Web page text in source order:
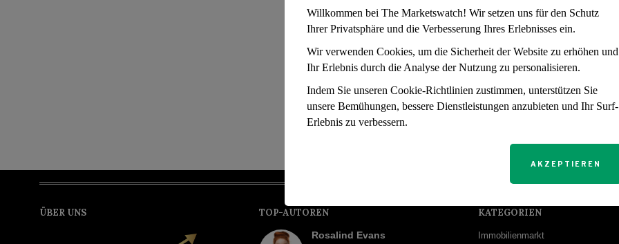
ÜBER UNS TOP-AUTOREN
Rosalind Evans
KATEGORIEN
Immobilienmarkt
Willkommen bei The Marketswatch! Wir setzen uns für den Schutz
Ihrer Privatsphäre und die Verbesserung Ihres Erlebnisses ein.
Wir verwenden Cookies, um die Sicherheit der Website zu erhöhen und
Ihr Erlebnis durch die Analyse der Nutzung zu personalisieren.
Indem Sie unseren Cookie-Richtlinien zustimmen, unterstützen Sie
unsere Bemühungen, bessere Dienstleistungen anzubieten und Ihr Surf-
Erlebnis zu verbessern.
AKZEPTIEREN